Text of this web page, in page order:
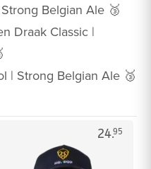
Belgian Ale 🥉
Draak Classic |
| Strong Belgian Ale 🥉
24.95